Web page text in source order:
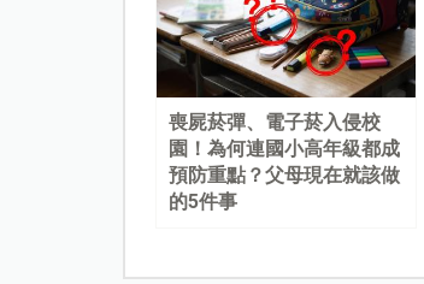
喪屍菸彈、電子菸入侵校
園！為何連國小高年級都成
預防重點？父母現在就該做
的5件事